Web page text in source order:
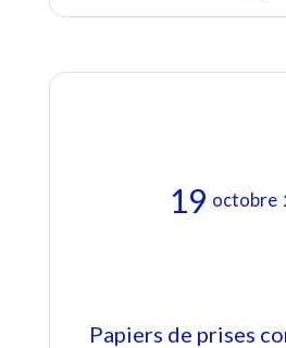
19 octobre
Papiers de prises